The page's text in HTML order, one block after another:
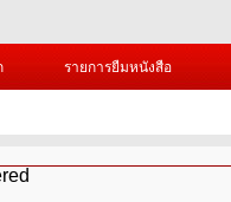
รายการยืมหนังสือ